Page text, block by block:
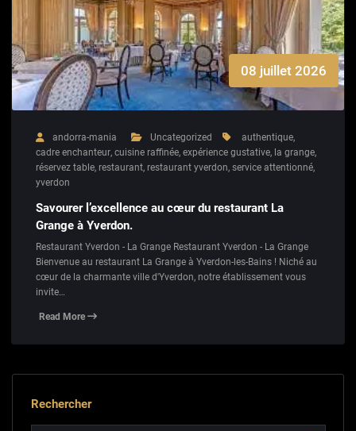
08 juillet 2026
andorra-mania Uncategorized authentique,
cadre enchanteur, cuisine raffinée, expérience gustative, la grange,
réservez table, restaurant, restaurant yverdon, service attentionné,
yverdon
Savourer l’excellence au cœur du restaurant La
Grange à Yverdon.
Restaurant Yverdon - La Grange Restaurant Yverdon - La Grange
Bienvenue au restaurant La Grange à Yverdon-les-Bains ! Niché au
cœur de la charmante ville d'Yverdon, notre établissement vous
invite…
Read More
Rechercher